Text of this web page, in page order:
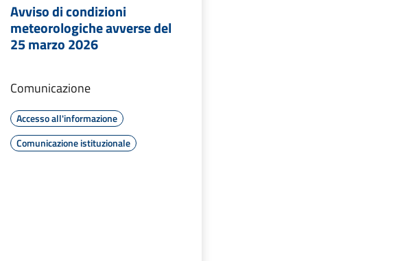
Avviso di condizioni
meteorologiche avverse del
25 marzo 2026
Comunicazione
Accesso all'informazione
Comunicazione istituzionale